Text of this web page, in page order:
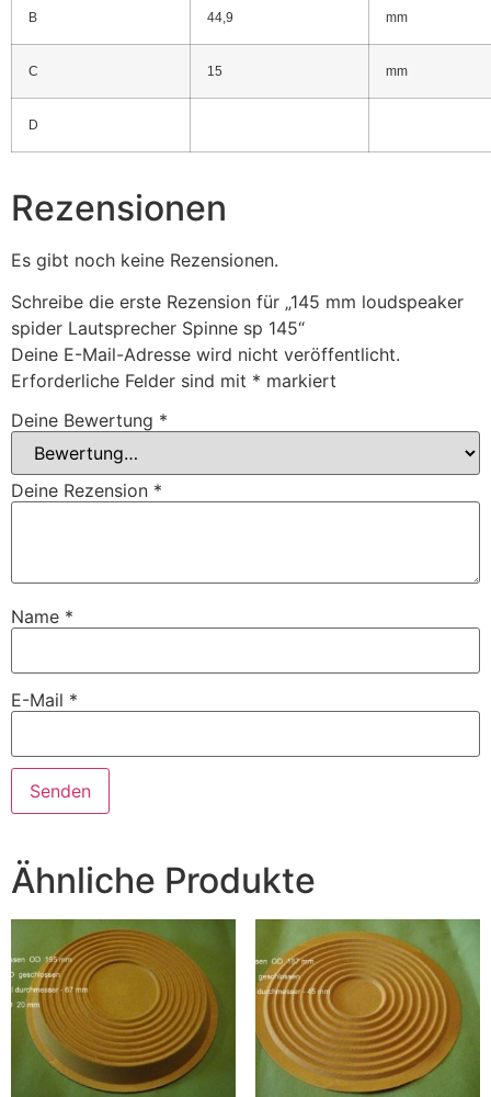
B 44,9 mm
C 15 mm
D
Rezensionen
Es gibt noch keine Rezensionen.
Schreibe die erste Rezension für „145 mm loudspeaker
spider Lautsprecher Spinne sp 145“
Deine E-Mail-Adresse wird nicht veröffentlicht.
Erforderliche Felder sind mit * markiert
Deine Bewertung *
Deine Rezension *
Name *
E-Mail *
Ähnliche Produkte